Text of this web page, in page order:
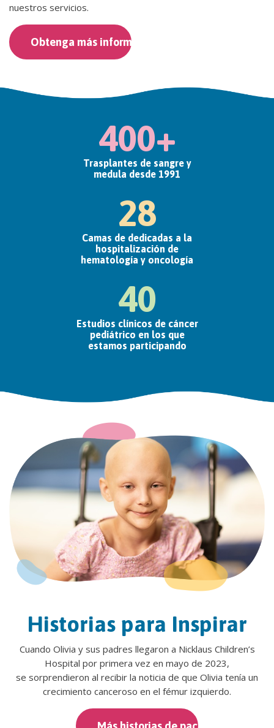
nuestros servicios.
Obtenga más información
400+
Trasplantes de sangre y
medula desde 1991
28
Camas de dedicadas a la
hospitalización de
hematología y oncología
40
Estudios clínicos de cáncer
pediátrico en los que
estamos participando
Historias para Inspirar
Cuando Olivia y sus padres llegaron a Nicklaus Children’s
Hospital por primera vez en mayo de 2023,
se sorprendieron al recibir la noticia de que Olivia tenía un
crecimiento canceroso en el fémur izquierdo.